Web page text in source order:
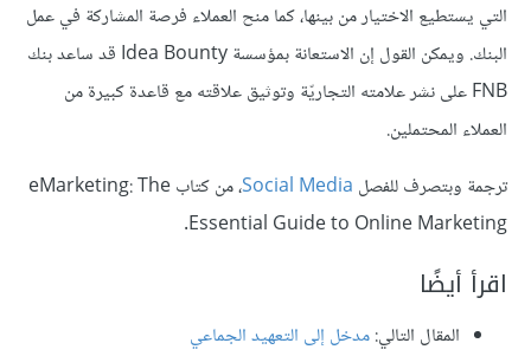
التي يستطيع الاختيار من بينها، كما منح العملاء فرصة المشاركة في عمل
البنك. ويمكن القول إن الاستعانة بمؤسسة Idea Bounty قد ساعد بنك
FNB على نشر علامته التجاريّة وتوثيق علاقته مع قاعدة كبيرة من
العملاء المحتملين.
ترجمة وبتصرف للفصل Social Media
، من كتاب eMarketing: The
Essential Guide to Online Marketing.
اقرأ أيضًا
المقال التالي:مدخل إلى التعهيد الجماعي